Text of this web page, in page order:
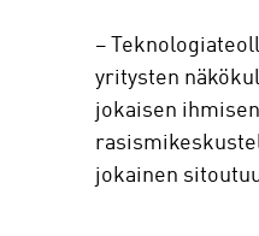
–
yritysten
jokaisen
jokainen